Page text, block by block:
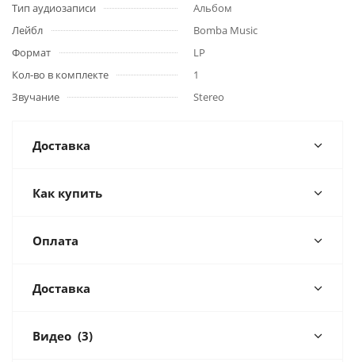
Тип аудиозаписи
Альбом
Лейбл
Bomba Music
Формат
LP
Кол-во в комплекте
1
Звучание
Stereo
Доставка
Как купить
Оплата
Доставка
Видео (3)